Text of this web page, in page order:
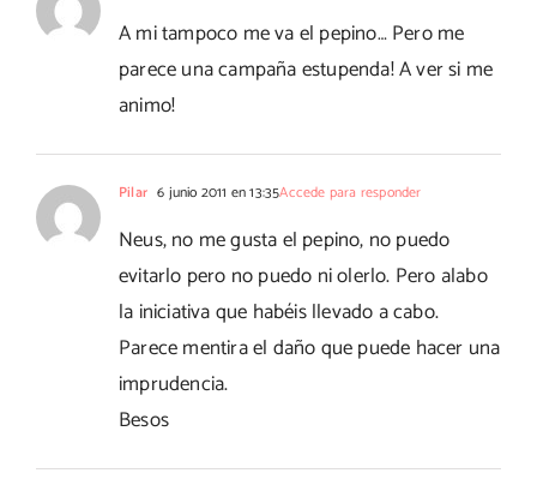
A mi tampoco me va el pepino… Pero me
parece una campaña estupenda! A ver si me
animo!
Pilar 6 junio 2011 en 13:35Accede para responder
Neus, no me gusta el pepino, no puedo
evitarlo pero no puedo ni olerlo. Pero alabo
la iniciativa que habéis llevado a cabo.
Parece mentira el daño que puede hacer una
imprudencia.
Besos